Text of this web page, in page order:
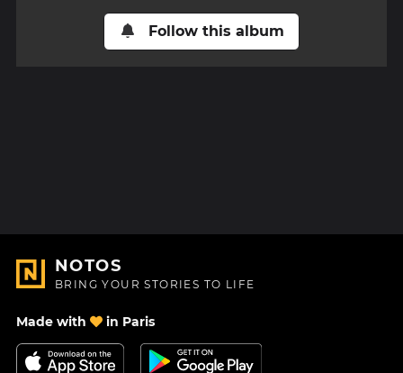
Follow this album
NOTOS
BRING YOUR STORIES TO LIFE
Made with in Paris